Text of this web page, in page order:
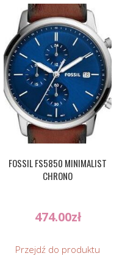
FOSSIL FS5850 MINIMALIST
CHRONO
474.00zł
Przejdź do produktu